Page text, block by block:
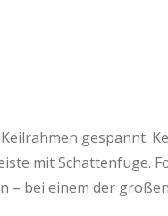
gespannt.
mit Schattenfuge.
– bei einem der